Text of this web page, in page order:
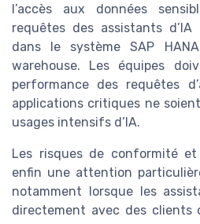
l’accès aux données
requêtes des assistants
dans le système SAP
warehouse. Les équipes
performance des requêtes
applications critiques ne
usages intensifs d’IA.
Les risques de conformité
enfin une attention
notamment lorsque les
directement avec des clients